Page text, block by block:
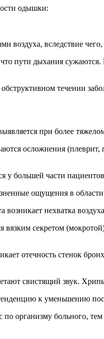
одышки:
вследствие чего,
пути дыхания
течении
при более
осложнения
большей части
ощущения в области
нехватка
вязким секретом
отечность стенок
свистящий звук.
к уменьшению
организму больного,